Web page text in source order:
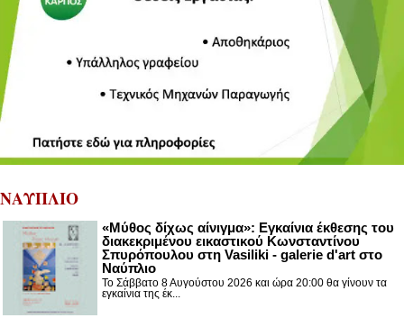
ΝΑΥΠΛΙΟ
«Μύθος δίχως αίνιγμα»: Εγκαίνια έκθεσης του
διακεκριμένου εικαστικού Κωνσταντίνου
Σπυρόπουλου στη Vasiliki - galerie d'art στο
Ναύπλιο
Το Σάββατο 8 Αυγούστου 2026 και ώρα 20:00 θα γίνουν τα
εγκαίνια της έκ...